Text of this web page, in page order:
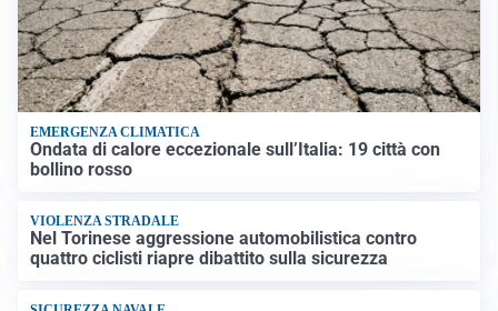
EMERGENZA CLIMATICA
Ondata di calore eccezionale sull’Italia: 19 città con
bollino rosso
VIOLENZA STRADALE
Nel Torinese aggressione automobilistica contro
quattro ciclisti riapre dibattito sulla sicurezza